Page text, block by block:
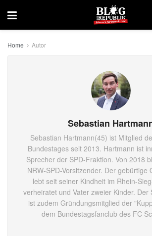
Home Autor
Sebastian
Sebastian Hartmann(45) ist Mitglied
Bundestages seit 2013. Hartmann ist
Sprecher der SPD-Fraktion. Von 2018
NRW-SPD-Vorsitzender. Der gebürtige
lebt seit seiner Kindheit im Rhein-
verheiratet und Vater zweier Kinder. Der
ist zudem Gründungsmitglied der
dem Bundestagsfanclub des FC